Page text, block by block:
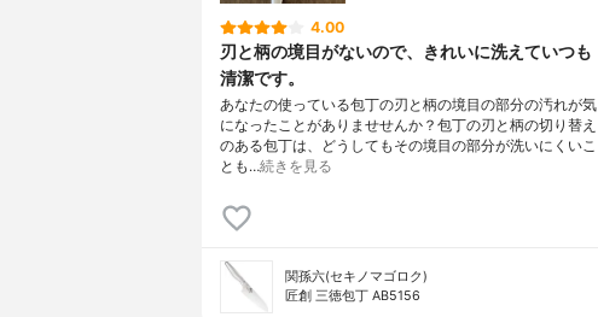
4.00
刃と柄の境目がないので、きれいに洗えていつも
清潔です。
あなたの使っている包丁の刃と柄の境目の部分の汚れが気
になったことがありませせんか？包丁の刃と柄の切り替え
のある包丁は、どうしてもその境目の部分が洗いにくいこ
とも…続きを見る
関孫六(セキノマゴロク)
匠創 三徳包丁 AB5156